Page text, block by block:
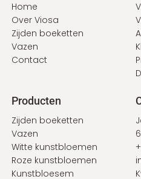
Home
Over Viosa
Zijden boeketten
Vazen
Contact
Producten
Zijden boeketten
Vazen
Witte kunstbloemen
Roze kunstbloemen
Kunstbloesem